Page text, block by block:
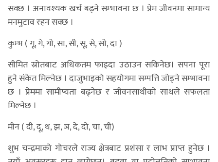
सक्छ । अनावश्यक खर्च बढ्ने सम्भावना छ । प्रेम जीवनमा सामान्य
मनमुटाव रहन सक्छ ।
कुम्भ ( गू, गे, गो, सा, सी, सू, से, सो, दा )
सीमित स्रोतबाट अधिकतम फाइदा उठाउन सकिनेछ। सपना पूरा
हुने संकेत मिल्नेछ । दाजुभाइको सहयोगमा सम्पत्ति जोड्ने सम्भावना
छ । प्रेममा सामीप्यता बढ्नेछ र जीवनसाथीको साथले सफलता
मिल्नेछ ।
मीन ( दी, दू, थ, झ, ञ, दे, दो, चा, ची)
शुभ चन्द्रमाको गोचरले राज्य क्षेत्रबाट प्रशंसा र लाभ प्राप्त हुनेछ ।